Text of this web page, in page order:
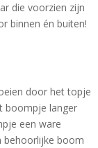
die voorzien zijn
binnen én buiten!
door het topje
boompje langer
een ware
behoorlijke boom